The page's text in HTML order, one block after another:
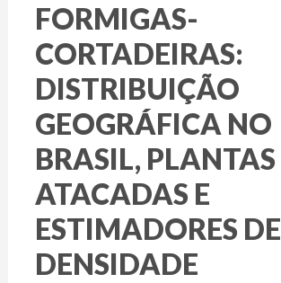
FORMIGAS-
CORTADEIRAS:
DISTRIBUIÇÃO
GEOGRÁFICA NO
BRASIL, PLANTAS
ATACADAS E
ESTIMADORES DE
DENSIDADE